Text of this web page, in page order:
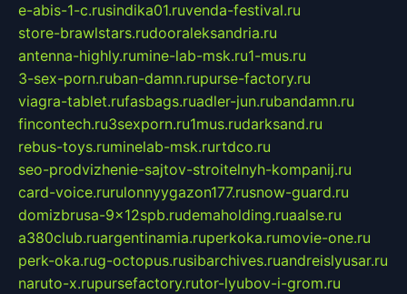
e-abis-1-c.rusindika01.ruvenda-festival.ru
store-brawlstars.rudooraleksandria.ru
antenna-highly.rumine-lab-msk.ru1-mus.ru
3-sex-porn.ruban-damn.rupurse-factory.ru
viagra-tablet.rufasbags.ruadler-jun.rubandamn.ru
fincontech.ru3sexporn.ru1mus.rudarksand.ru
rebus-toys.ruminelab-msk.rurtdco.ru
seo-prodvizhenie-sajtov-stroitelnyh-kompanij.ru
card-voice.rurulonnyygazon177.rusnow-guard.ru
domizbrusa-9x12spb.rudemaholding.ruaalse.ru
a380club.ruargentinamia.ruperkoka.rumovie-one.ru
perk-oka.rug-octopus.rusibarchives.ruandreislyusar.ru
naruto-x.rupursefactory.rutor-lyubov-i-grom.ru